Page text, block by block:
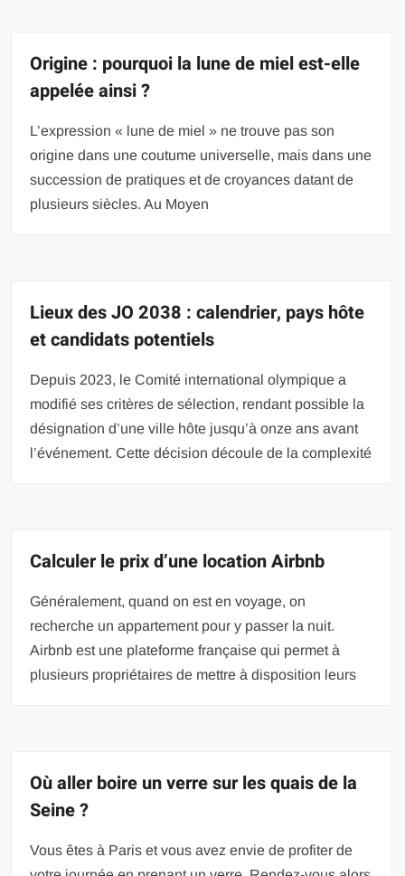
Origine : pourquoi la lune de miel est-elle
appelée ainsi ?
L’expression « lune de miel » ne trouve pas son
origine dans une coutume universelle, mais dans une
succession de pratiques et de croyances datant de
plusieurs siècles. Au Moyen
Lieux des JO 2038 : calendrier, pays hôte
et candidats potentiels
Depuis 2023, le Comité international olympique a
modifié ses critères de sélection, rendant possible la
désignation d’une ville hôte jusqu’à onze ans avant
l’événement. Cette décision découle de la complexité
Calculer le prix d’une location Airbnb
Généralement, quand on est en voyage, on
recherche un appartement pour y passer la nuit.
Airbnb est une plateforme française qui permet à
plusieurs propriétaires de mettre à disposition leurs
Où aller boire un verre sur les quais de la
Seine ?
Vous êtes à Paris et vous avez envie de profiter de